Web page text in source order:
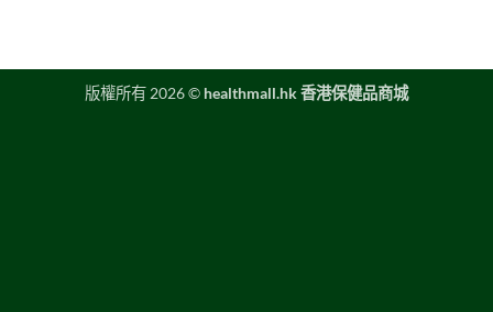
版權所有 2026 © healthmall.hk 香港保健品商城